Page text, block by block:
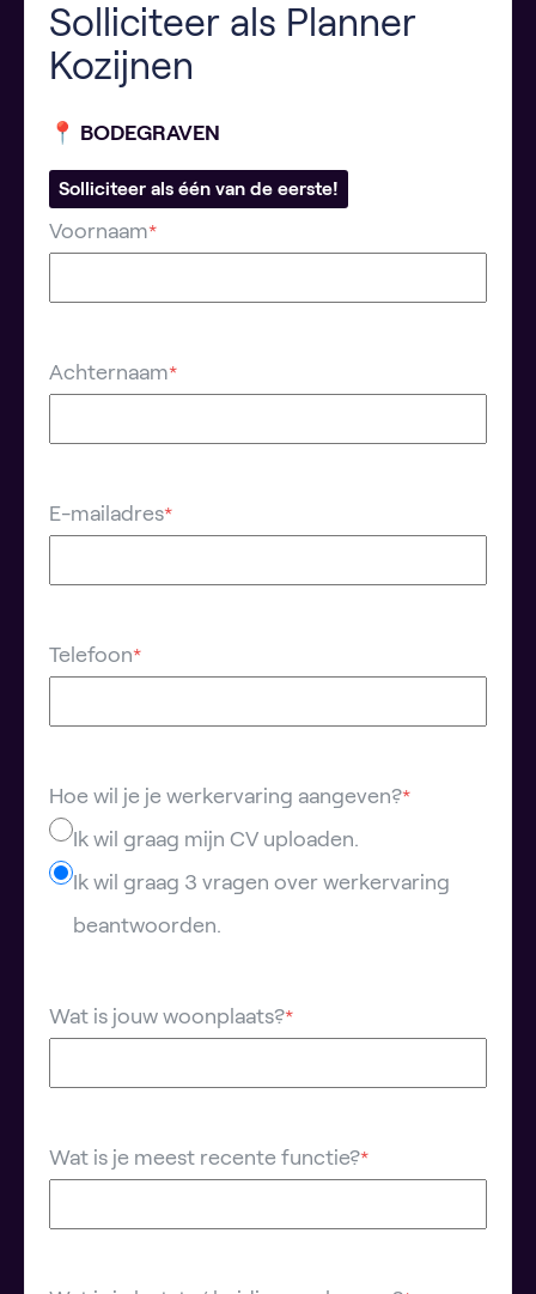
Solliciteer als Planner
Kozijnen
📍 BODEGRAVEN
Solliciteer als één van de eerste!
Voornaam*
Achternaam*
E-mailadres*
Telefoon*
Hoe wil je je werkervaring aangeven?*
Ik wil graag mijn CV uploaden.
Ik wil graag 3 vragen over werkervaring
beantwoorden.
Wat is jouw woonplaats?*
Wat is je meest recente functie?*